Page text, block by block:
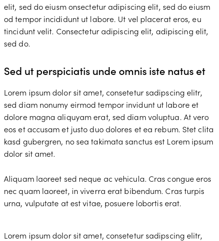
elit, sed do eiusm onsectetur adipiscing elit, sed do eiusm
od tempor incididunt ut labore. Ut vel placerat eros, eu
tincidunt velit. Consectetur adipiscing elit, adipiscing elit,
sed do.
Sed ut perspiciatis unde omnis iste natus et
Lorem ipsum dolor sit amet, consetetur sadipscing elitr,
sed diam nonumy eirmod tempor invidunt ut labore et
dolore magna aliquyam erat, sed diam voluptua. At vero
eos et accusam et justo duo dolores et ea rebum. Stet clita
kasd gubergren, no sea takimata sanctus est Lorem ipsum
dolor sit amet.
Aliquam laoreet sed neque ac vehicula. Cras congue eros
nec quam laoreet, in viverra erat bibendum. Cras turpis
urna, vulputate at est vitae, posuere lobortis erat.
Lorem ipsum dolor sit amet, consetetur sadipscing elitr,